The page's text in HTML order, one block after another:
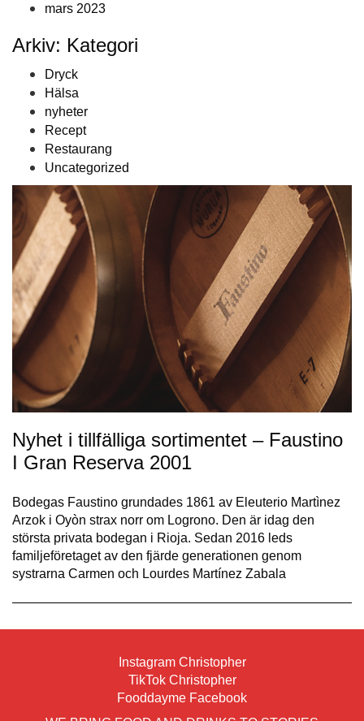
mars 2023
Arkiv: Kategori
Dryck
Hälsa
nyheter
Recept
Restaurang
Uncategorized
Nyhet i tillfälliga sortimentet – Faustino
I Gran Reserva 2001
Bodegas Faustino grundades 1861 av Eleuterio Martìnez
Arzok i Oyòn strax norr om Logrono. Den är idag den
största privata bodegan i Rioja. Sedan 2016 leds
familjeföretaget av den fjärde generationen genom
systrarna Carmen och Lourdes Martínez Zabala
Instagram Christopher
TikTok Christopher
Fooddayme Facebook